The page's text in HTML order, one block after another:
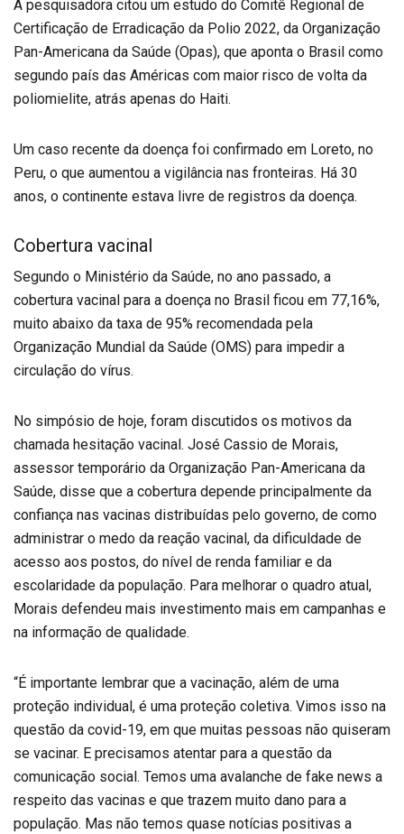
A pesquisadora citou um estudo do Comitê Regional de
Certificação de Erradicação da Polio 2022, da Organização
Pan-Americana da Saúde (Opas), que aponta o Brasil como
segundo país das Américas com maior risco de volta da
poliomielite, atrás apenas do Haiti.
Um caso recente da doença foi confirmado em Loreto, no
Peru, o que aumentou a vigilância nas fronteiras. Há 30
anos, o continente estava livre de registros da doença.
Cobertura vacinal
Segundo o Ministério da Saúde, no ano passado, a
cobertura vacinal para a doença no Brasil ficou em 77,16%,
muito abaixo da taxa de 95% recomendada pela
Organização Mundial da Saúde (OMS) para impedir a
circulação do vírus.
No simpósio de hoje, foram discutidos os motivos da
chamada hesitação vacinal. José Cassio de Morais,
assessor temporário da Organização Pan-Americana da
Saúde, disse que a cobertura depende principalmente da
confiança nas vacinas distribuídas pelo governo, de como
administrar o medo da reação vacinal, da dificuldade de
acesso aos postos, do nível de renda familiar e da
escolaridade da população. Para melhorar o quadro atual,
Morais defendeu mais investimento mais em campanhas e
na informação de qualidade.
“É importante lembrar que a vacinação, além de uma
proteção individual, é uma proteção coletiva. Vimos isso na
questão da covid-19, em que muitas pessoas não quiseram
se vacinar. E precisamos atentar para a questão da
comunicação social. Temos uma avalanche de fake news a
respeito das vacinas e que trazem muito dano para a
população. Mas não temos quase notícias positivas a